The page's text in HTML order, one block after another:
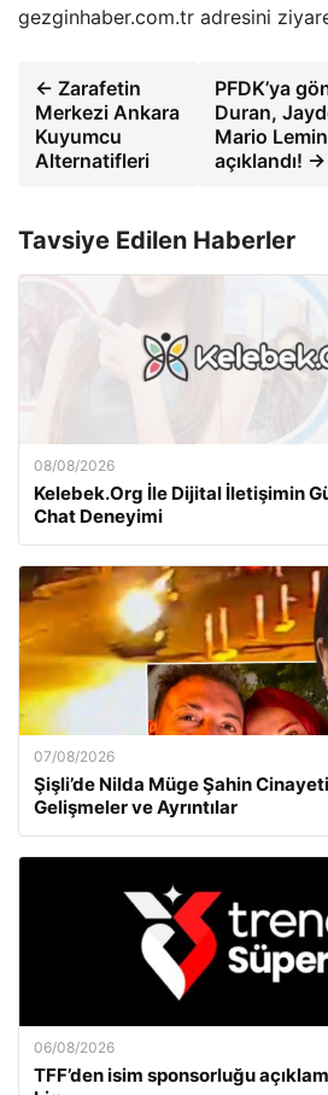
gezginhaber.com.tr adresini
← Zarafetin
Merkezi Ankara
Kuyumcu
Alternatifleri
PFDK’ya
Duran,
Mario
açıklandı! →
Tavsiye Edilen Haberler
08/08/2026
Kelebek.Org İle Dijital İletişimin
Chat Deneyimi
07/08/2026
Şişli’de Nilda Müge Şahin
Gelişmeler ve Ayrıntılar
06/08/2026
TFF’den isim sponsorluğu